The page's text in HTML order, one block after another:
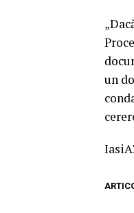
un